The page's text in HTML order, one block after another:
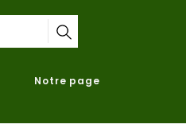
Notre page